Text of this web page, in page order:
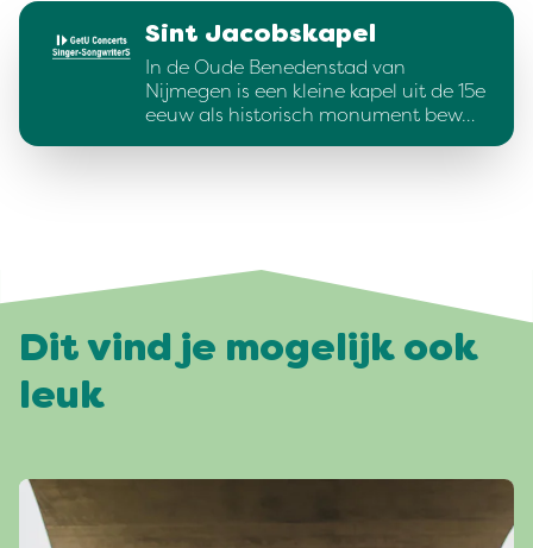
Sint Jacobskapel
In de Oude Benedenstad van
Nijmegen is een kleine kapel uit de 15e
eeuw als historisch monument bew…
Dit vind je mogelijk ook
leuk